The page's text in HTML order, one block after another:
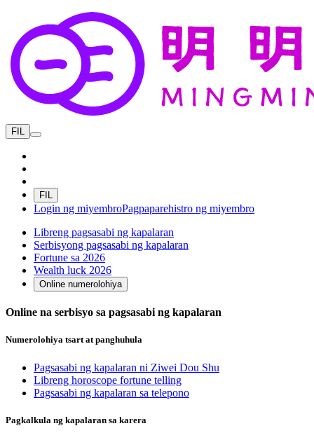
FIL
FIL
Login ng miyembroPagpaparehistro ng miyembro
Libreng pagsasabi ng kapalaran
Serbisyong pagsasabi ng kapalaran
Fortune sa 2026
Wealth luck 2026
Online numerolohiya
Online na serbisyo sa pagsasabi ng kapalaran
Numerolohiya tsart at panghuhula
Pagsasabi ng kapalaran ni Ziwei Dou Shu
Libreng horoscope fortune telling
Pagsasabi ng kapalaran sa telepono
Pagkalkula ng kapalaran sa karera